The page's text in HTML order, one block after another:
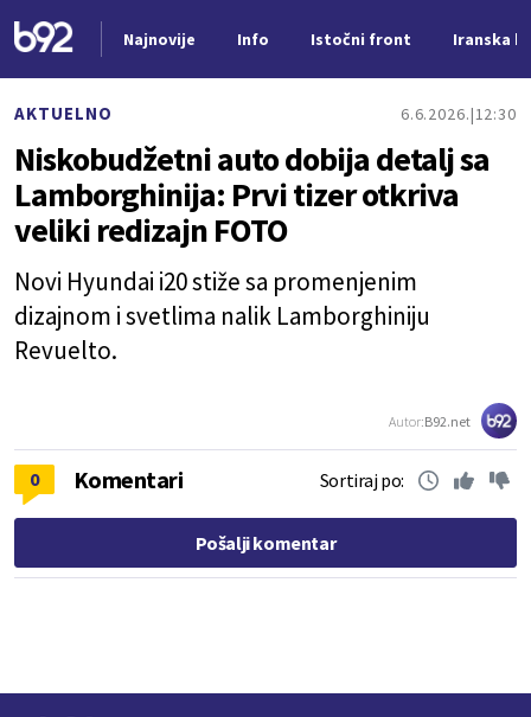
Najnovije Info Istočni front Iranska
AKTUELNO 6.6.2026. 12:30
Niskobudžetni auto dobija detalj sa
Lamborghinija: Prvi tizer otkriva
veliki redizajn FOTO
Novi Hyundai i20 stiže sa promenjenim
dizajnom i svetlima nalik Lamborghiniju
Revuelto.
Autor:B92.net
0 Komentari Sortiraj po:
Pošalji komentar